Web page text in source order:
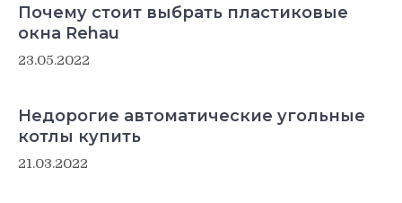
Почему стоит выбрать пластиковые
окна Rehau
23.05.2022
Недорогие автоматические угольные
котлы купить
21.03.2022